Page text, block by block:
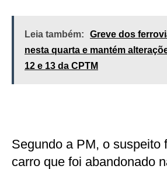
Leia também:
Greve dos
nesta quarta e mantém
12 e 13 da CPTM
Segundo a PM, o suspeito
carro que foi abandonado